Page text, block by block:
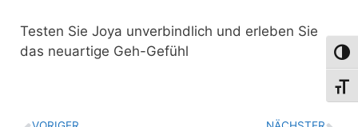
Testen Sie Joya unverbindlich und erleben Sie
das neuartige Geh-Gefühl